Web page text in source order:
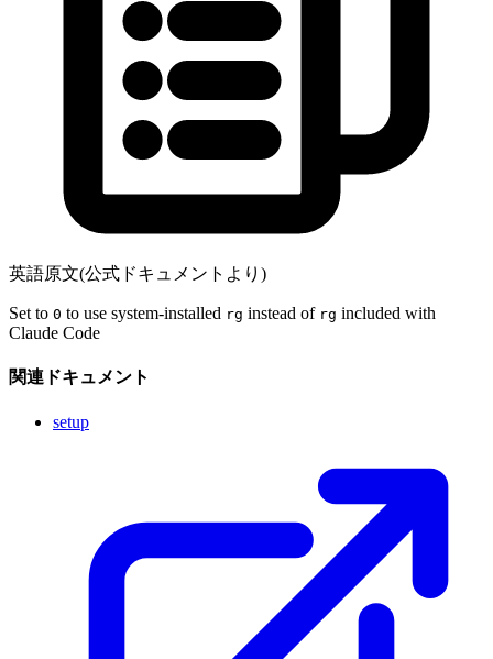
英語原文(公式ドキュメントより)
Set to 0 to use system-installed rg instead of rg included with
Claude Code
関連ドキュメント
setup